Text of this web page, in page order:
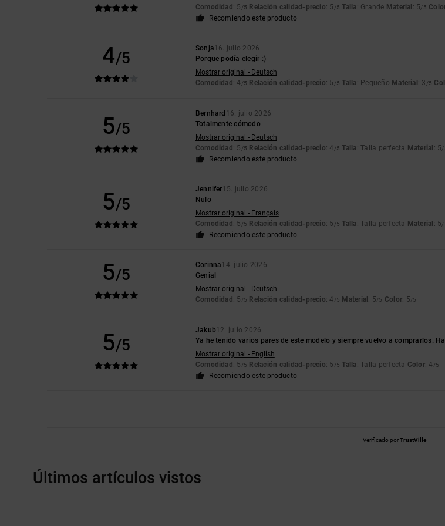
Comodidad : 5 /5 Relación calidad-precio: 5 /5 Talla: Grande Material : 5/5
Recomiendo este producto
4/5
Sonja16. julio 2026
Porque podía elegir :)
Mostrar original - Deutsch
Comodidad : 4 /5 Relación calidad-precio: 5 /5 Talla: Pequeño Material : 3 /5
5/5
Bernhard 16. julio 2026
Totalmente cómodo
Mostrar original - Deutsch
Comodidad : 5 /5 Relación calidad-precio: 4 /5 Talla: Talla perfecta Material : 5/
Recomiendo este producto
5/5
Jennifer15. julio 2026
Nulo
Mostrar original - Français
Comodidad : 5 /5 Relación calidad-precio: 5 /5 Talla: Talla perfecta Material : 5/
Recomiendo este producto
5/5
Corinna14. julio 2026
Genial
Mostrar original - Deutsch
Comodidad : 5 /5 Relación calidad-precio: 4 /5 Material : 5/5 Color: 5/5
5/5
Jakub12. julio 2026
Ya he tenido varios pares de este modelo y siempre vuelvo a comprarlos.
Mostrar original - English
Comodidad : 5 /5 Relación calidad-precio: 5 /5 Talla: Talla perfecta Color: 4 /5
Recomiendo este producto
Verificado porTrustVille
Últimos artículos vistos